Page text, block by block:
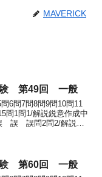
MAVERICK
験 第49回 一般
6問7問8問9問10問11
問1問1/解説鋭意作成中
誤問2問2/解説鋭
験 第60回 一般